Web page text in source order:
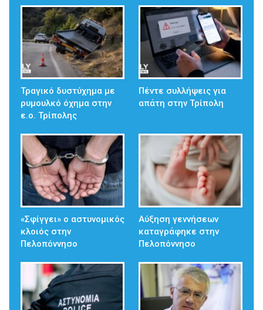
Τραγικό δυστύχημα με
ρυμουλκό όχημα στην
ε.ο. Τρίπολης
Πέντε συλλήψεις για
απάτη στην Τρίπολη
«Σφίγγει» ο αστυνομικός
κλοιός στην
Πελοπόννησο
Αύξηση γεννήσεων
καταγράφηκε στην
Πελοπόννησο